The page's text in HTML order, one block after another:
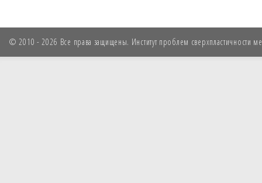
© 2010 - 2026 Все права защищены. Институт проблем сверхпластичности